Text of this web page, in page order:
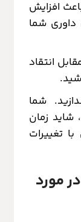
افزایش
شما
انتقاد
شما
زمان
تغییرات
مورد